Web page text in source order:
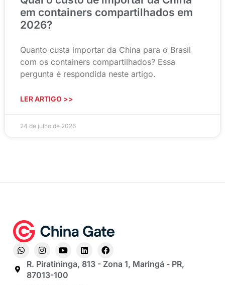
em containers compartilhados em
2026?
Quanto custa importar da China para o Brasil
com os containers compartilhados? Essa
pergunta é respondida neste artigo.
LER ARTIGO >>
24 de julho de 2026
R. Piratininga, 813 - Zona 1, Maringá - PR,
87013-100